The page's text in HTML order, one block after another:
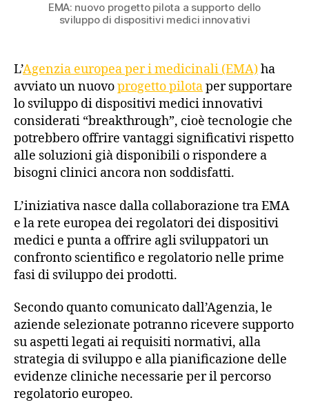
EMA: nuovo progetto pilota a supporto dello
sviluppo di dispositivi medici innovativi
L’Agenzia europea per i medicinali (EMA)ha
avviato un nuovoprogetto pilotaper supportare
lo sviluppo di dispositivi medici innovativi
considerati “breakthrough”, cioè tecnologie che
potrebbero offrire vantaggi significativi rispetto
alle soluzioni già disponibili o rispondere a
bisogni clinici ancora non soddisfatti.
L’iniziativa nasce dalla collaborazione tra EMA
e la rete europea dei regolatori dei dispositivi
medici e punta a offrire agli sviluppatori un
confronto scientifico e regolatorio nelle prime
fasi di sviluppo dei prodotti.
Secondo quanto comunicato dall’Agenzia, le
aziende selezionate potranno ricevere supporto
su aspetti legati ai requisiti normativi, alla
strategia di sviluppo e alla pianificazione delle
evidenze cliniche necessarie per il percorso
regolatorio europeo.